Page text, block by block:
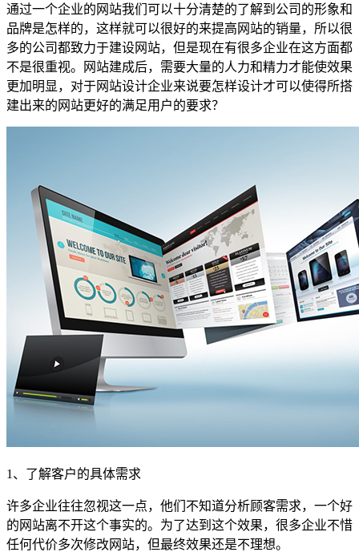
通过一个企业的网站我们可以十分清楚的了解到公司的形象和
品牌是怎样的，这样就可以很好的来提高网站的销量，所以很
多的公司都致力于建设网站，但是现在有很多企业在这方面都
不是很重视。网站建成后，需要大量的人力和精力才能使效果
更加明显，对于网站设计企业来说要怎样设计才可以使得所搭
建出来的网站更好的满足用户的要求？
1、了解客户的具体需求
许多企业往往忽视这一点，他们不知道分析顾客需求，一个好
的网站离不开这个事实的。为了达到这个效果，很多企业不惜
任何代价多次修改网站，但最终效果还是不理想。